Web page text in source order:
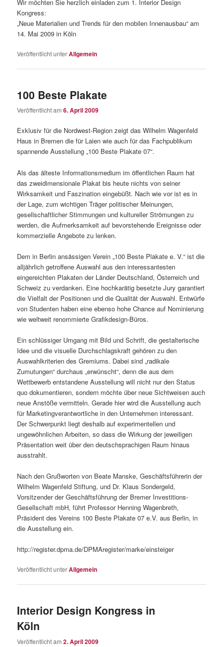
Wir möchten Sie herzlich einladen zum 1. Interior Design
Kongress:
„Neue Materialien und Trends für den mobilen Innenausbau“ am
14. Mai 2009 in Köln
Veröffentlicht unterAllgemein
100 Beste Plakate
Veröffentlicht am6. April 2009
Exklusiv für die Nordwest-Region zeigt das Wilhelm Wagenfeld
Haus in Bremen die für Laien wie auch für das Fachpublikum
spannende Ausstellung „100 Beste Plakate 07“.
Als das älteste Informationsmedium im öffentlichen Raum hat
das zweidimensionale Plakat bis heute nichts von seiner
Wirksamkeit und Faszination eingebüßt. Nach wie vor ist es in
der Lage, zum wichtigen Träger politischer Meinungen,
gesellschaftlicher Stimmungen und kultureller Strömungen zu
werden, die Aufmerksamkeit auf bevorstehende Ereignisse oder
kommerzielle Angebote zu lenken.
Dem in Berlin ansässigen Verein „100 Beste Plakate e. V.“ ist die
alljährlich getroffene Auswahl aus den interessantesten
eingereichten Plakaten der Länder Deutschland, Österreich und
Schweiz zu verdanken. Eine hochkarätig besetzte Jury garantiert
die Vielfalt der Positionen und die Qualität der Auswahl. Entwürfe
von Studenten haben eine ebenso hohe Chance auf Nominierung
wie weltweit renommierte Grafikdesign-Büros.
Ein schlüssiger Umgang mit Bild und Schrift, die gestalterische
Idee und die visuelle Durchschlagskraft gehören zu den
Auswahlkriterien des Gremiums. Dabei sind „radikale
Zumutungen“ durchaus „erwünscht“, denn die aus dem
Wettbewerb entstandene Ausstellung will nicht nur den Status
quo dokumentieren, sondern möchte über neue Sichtweisen auch
neue Anstöße vermitteln. Gerade hier wird die Ausstellung auch
für Marketingverantwortliche in den Unternehmen interessant.
Der Schwerpunkt liegt deshalb auf experimentellen und
ungewöhnlichen Arbeiten, so dass die Wirkung der jeweiligen
Präsentation weit über den deutschsprachigen Raum hinaus
ausstrahlt.
Nach den Grußworten von Beate Manske, Geschäftsführerin der
Wilhelm Wagenfeld Stiftung, und Dr. Klaus Sondergeld,
Vorsitzender der Geschäftsführung der Bremer Investitions-
Gesellschaft mbH, führt Professor Henning Wagenbreth,
Präsident des Vereins 100 Beste Plakate 07 e.V. aus Berlin, in
die Ausstellung ein.
http://register.dpma.de/DPMAregister/marke/einsteiger
Veröffentlicht unterAllgemein
Interior Design Kongress in
Köln
Veröffentlicht am2. April 2009